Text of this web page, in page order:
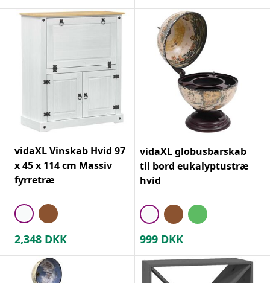
vidaXL Vinskab Hvid 97
x 45 x 114 cm Massiv
fyrretræ
2,348 DKK
vidaXL globusbarskab
til bord eukalyptustræ
hvid
999 DKK